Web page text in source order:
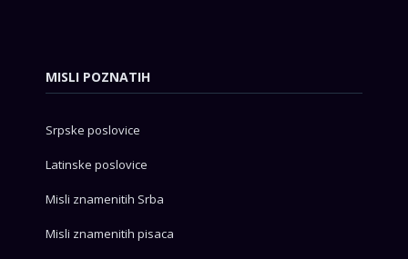
MISLI POZNATIH
Srpske poslovice
Latinske poslovice
Misli znamenitih Srba
Misli znamenitih pisaca